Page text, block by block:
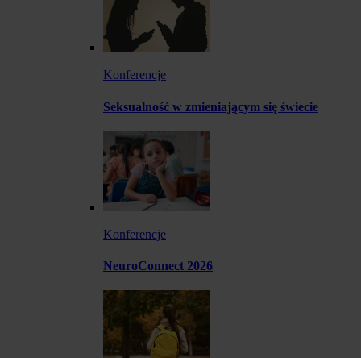
Konferencje
Seksualność w zmieniającym się świecie
Konferencje
NeuroConnect 2026